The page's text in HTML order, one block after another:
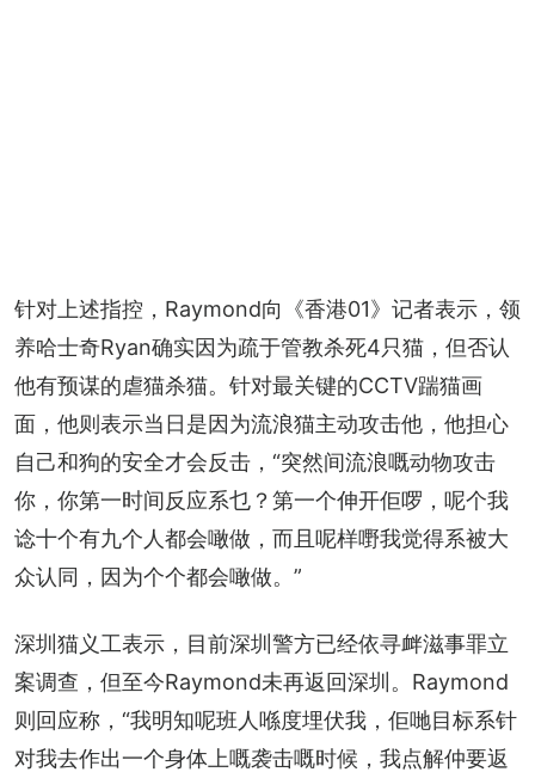
针对上述指控，Raymond向《香港01》记者表示，领
养哈士奇Ryan确实因为疏于管教杀死4只猫，但否认
他有预谋的虐猫杀猫。针对最关键的CCTV踹猫画
面，他则表示当日是因为流浪猫主动攻击他，他担心
自己和狗的安全才会反击，“突然间流浪嘅动物攻击
你，你第一时间反应系乜？第一个伸开佢啰，呢个我
谂十个有九个人都会噉做，而且呢样嘢我觉得系被大
众认同，因为个个都会噉做。”
深圳猫义工表示，目前深圳警方已经依寻衅滋事罪立
案调查，但至今Raymond未再返回深圳。Raymond
则回应称，“我明知呢班人喺度埋伏我，佢哋目标系针
对我去作出一个身体上嘅袭击嘅时候，我点解仲要返